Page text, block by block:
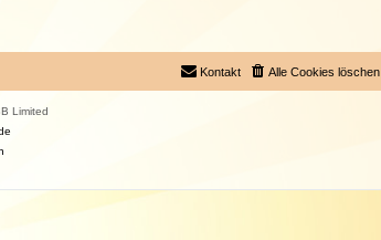
Alle Cookies löschen
Kontakt
Limited